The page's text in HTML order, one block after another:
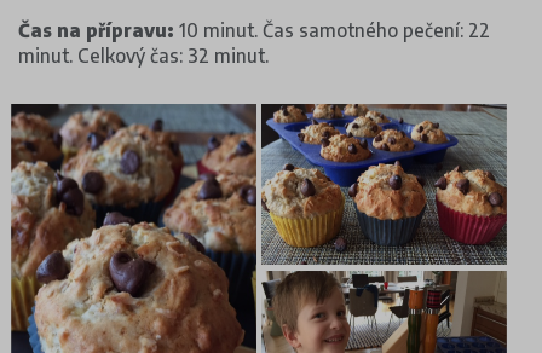
Čas na přípravu: 10 minut. Čas samotného pečení: 22
minut. Celkový čas: 32 minut.